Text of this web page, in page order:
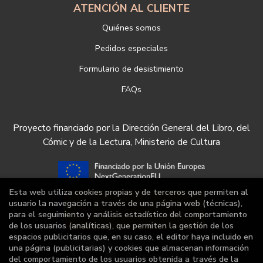
ATENCIÓN AL CLIENTE
Quiénes somos
Pedidos especiales
Formulario de desistimiento
FAQs
Proyecto financiado por la Dirección General del Libro, del
Cómic y de la Lectura, Ministerio de Cultura
Esta web utiliza cookies propias y de terceros que permiten al
usuario la navegación a través de una página web (técnicas),
para el seguimiento y análisis estadístico del comportamiento
de los usuarios (analíticas), que permiten la gestión de los
espacios publicitarios que, en su caso, el editor haya incluido en
una página (publicitarias) y cookies que almacenan información
del comportamiento de los usuarios obtenida a través de la